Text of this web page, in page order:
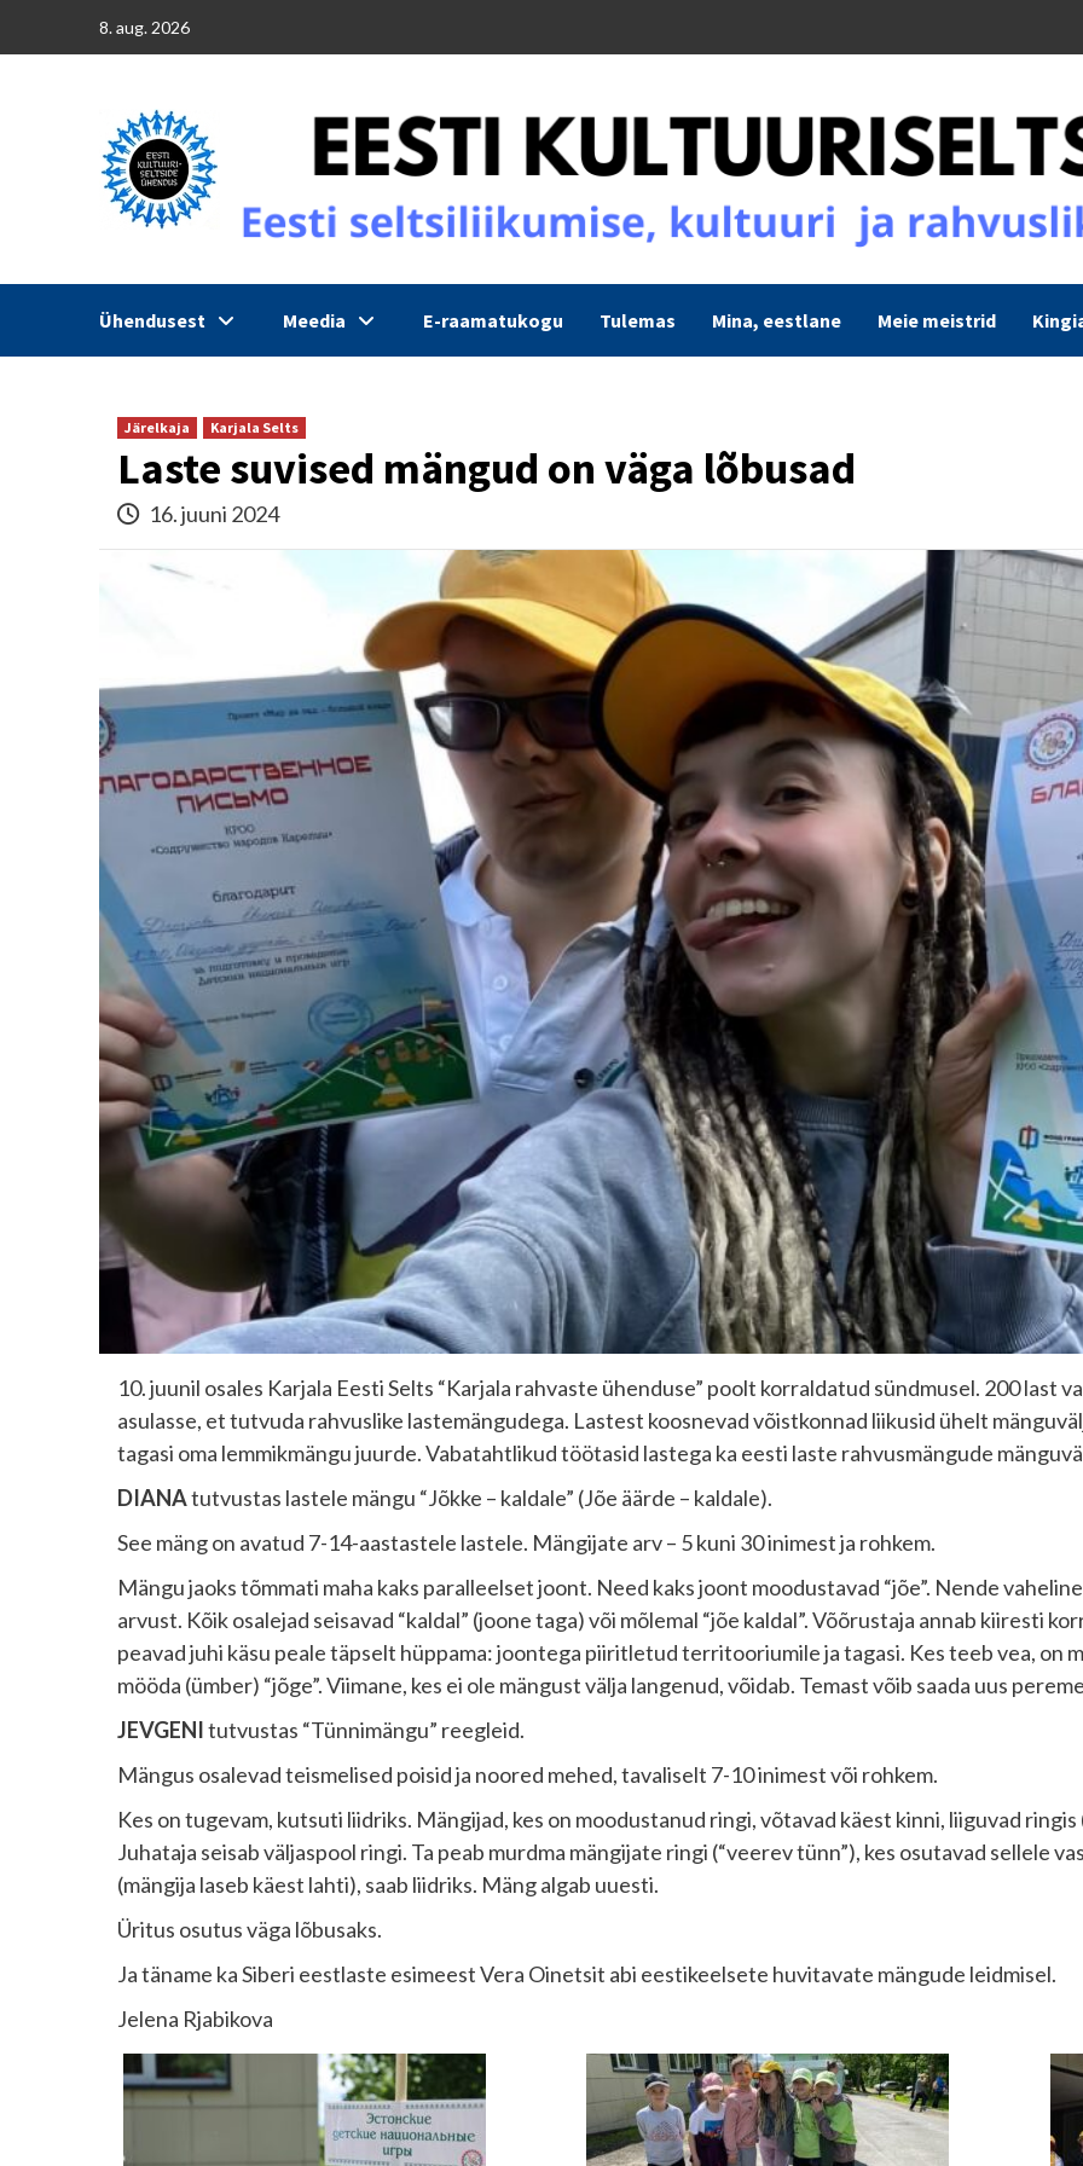
8. aug. 2026
Ühendusest Meedia E-raamatukogu Tulemas Mina, eestlane Meie meistrid
Järelkaja Karjala Selts
Laste suvised mängud on väga lõbusad
16. juuni 2024
10. juunil osales Karjala Eesti Selts “Karjala rahvaste ühenduse” poolt korraldatud sündmusel. 200 last
asulasse, et tutvuda rahvuslike lastemängudega. Lastest koosnevad võistkonnad liikusid ühelt
tagasi oma lemmikmängu juurde. Vabatahtlikud töötasid lastega ka eesti laste rahvusmängude
DIANAtutvustas lastele mängu “Jõkke – kaldale” (Jõe äärde – kaldale).
See mäng on avatud 7-14-aastastele lastele. Mängijate arv – 5 kuni 30 inimest ja rohkem.
Mängu jaoks tõmmati maha kaks paralleelset joont. Need kaks joont moodustavad “jõe”. Nende
arvust. Kõik osalejad seisavad “kaldal” (joone taga) või mõlemal “jõe kaldal”. Võõrustaja annab kiiresti
peavad juhi käsu peale täpselt hüppama: joontega piiritletud territooriumile ja tagasi. Kes teeb vea, on
mööda (ümber) “jõge”. Viimane, kes ei ole mängust välja langenud, võidab. Temast võib saada uus
JEVGENItutvustas “Tünnimängu” reegleid.
Mängus osalevad teismelised poisid ja noored mehed, tavaliselt 7-10 inimest või rohkem.
Kes on tugevam, kutsuti liidriks. Mängijad, kes on moodustanud ringi, võtavad käest kinni, liiguvad
Juhataja seisab väljaspool ringi. Ta peab murdma mängijate ringi (“veerev tünn”), kes osutavad sellele
(mängija laseb käest lahti), saab liidriks. Mäng algab uuesti.
Üritus osutus väga lõbusaks.
Ja täname ka Siberi eestlaste esimeest Vera Oinetsit abi eestikeelsete huvitavate mängude leidmisel.
Jelena Rjabikova